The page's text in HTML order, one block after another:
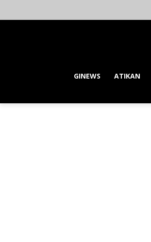
GINEWS ATIKAN